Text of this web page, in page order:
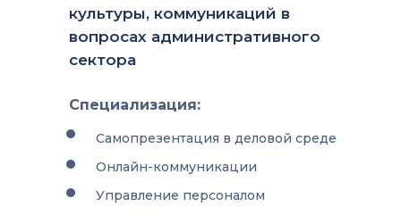
культуры, коммуникаций в
вопросах административного
сектора
Специализация:
Самопрезентация в деловой среде
Управление персоналом
Онлайн-коммуникации